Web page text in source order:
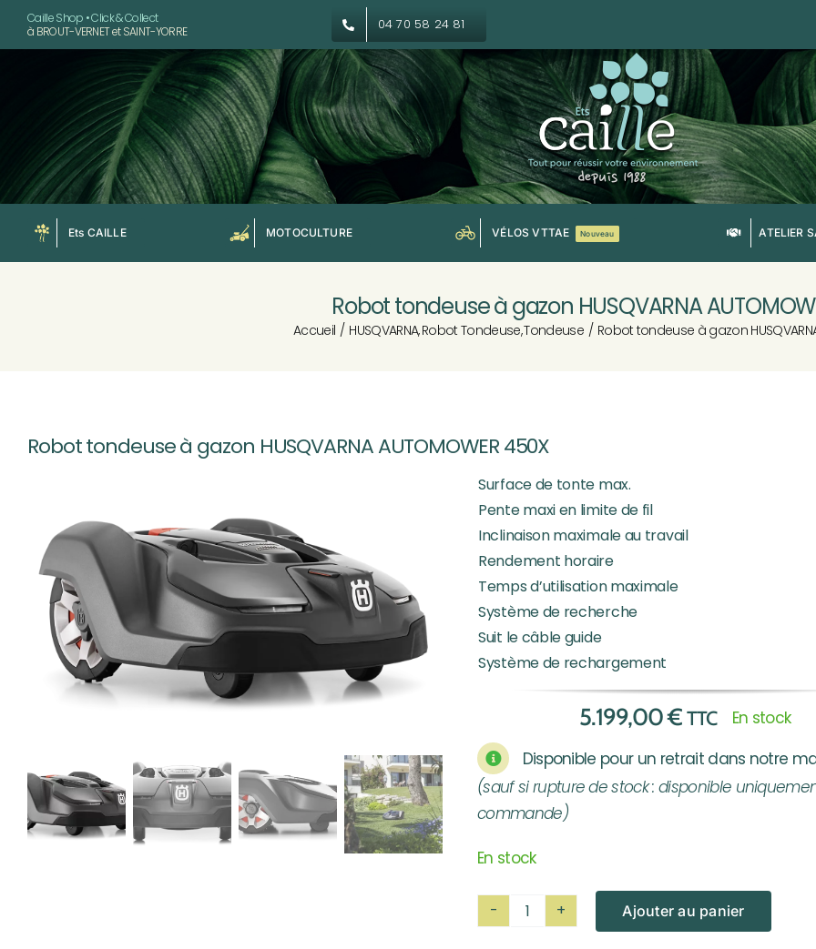
PasserCaille Shop • Click & Collect
à BROUT-VERNET et SAINT-YORRE
04 70 58 24 81
Ets CAILLE MOTOCULTURE VÉLOS VTTAE Nouveau ATELIER
Robot tondeuse à gazon HUSQVARNA
Accueil HUSQVARNA Robot Tondeuse Tondeuse Robot tondeuse à gazon
Robot tondeuse à gazon HUSQVARNA AUTOMOWER 450X
Surface de tonte max.
Pente maxi en limite de fil
Inclinaison maximale au travail
Rendement horaire
Temps d’utilisation maximale
Système de recherche
Suit le câble guide
Système de rechargement
5.199,00€ TTC
En stock
Disponible pour un retrait dans notre
(sauf si rupture de stock : disponible
commande)
En stock
quantité
Ajouter au panier